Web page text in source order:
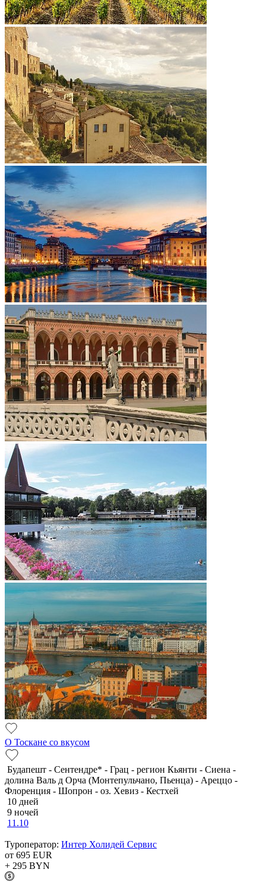
О Тоскане со вкусом
Будапешт - Сентендре* - Грац - регион Кьянти - Сиена -
долина Валь д Орча (Монтепульчано, Пьенца) - Ареццо -
Флоренция - Шопрон - оз. Хевиз - Кестхей
10 дней
9 ночей
11.10
Туроператор: Интер Холидей Сервис
от 695 EUR
+ 295 BYN